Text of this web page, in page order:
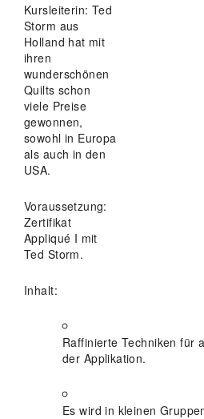
Kursleiterin: Ted
Storm aus
Holland hat mit
ihren
wunderschönen
Quilts schon
viele Preise
gewonnen,
sowohl in Europa
als auch in den
USA.
Voraussetzung:
Zertifikat
Appliqué I mit
Ted Storm.
Inhalt:
Raffinierte Techniken für
der Applikation.
Es wird in kleinen